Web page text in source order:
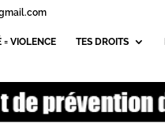
= VIOLENCE TES DROITS